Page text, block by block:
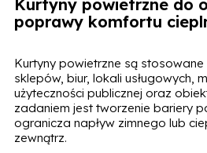
Kurtyny powietrzne do
poprawy komfortu
Kurtyny powietrzne są
sklepów, biur, lokali usługowych,
użyteczności publicznej oraz
zadaniem jest tworzenie bariery
ogranicza napływ zimnego lub
zewnątrz.